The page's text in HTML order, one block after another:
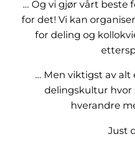
… Og vi gjør vårt beste
for det! Vi kan
for deling og
… Men viktigst av alt
delingskultur
hverandre
Just